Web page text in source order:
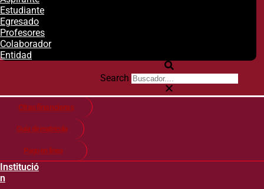
Estudiante
Egresado
Profesores
Colaborador
Entidad
Search
Citas financieras
Guía de matricula
Pago en línea
Institució
n